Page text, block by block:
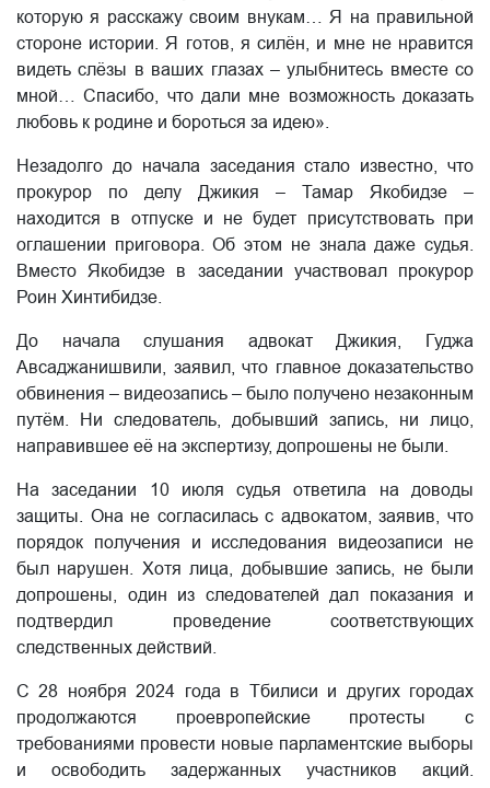
которую я расскажу своим внукам… Я на правильной
стороне истории. Я готов, я силён, и мне не нравится
видеть слёзы в ваших глазах – улыбнитесь вместе со
мной… Спасибо, что дали мне возможность доказать
любовь к родине и бороться за идею».
Незадолго до начала заседания стало известно, что
прокурор по делу Джикия – Тамар Якобидзе –
находится в отпуске и не будет присутствовать при
оглашении приговора. Об этом не знала даже судья.
Вместо Якобидзе в заседании участвовал прокурор
Роин Хинтибидзе.
До начала слушания адвокат Джикия, Гуджа
Авсаджанишвили, заявил, что главное доказательство
обвинения – видеозапись – было получено незаконным
путём. Ни следователь, добывший запись, ни лицо,
направившее её на экспертизу, допрошены не были.
На заседании 10 июля судья ответила на доводы
защиты. Она не согласилась с адвокатом, заявив, что
порядок получения и исследования видеозаписи не
был нарушен. Хотя лица, добывшие запись, не были
допрошены, один из следователей дал показания и
подтвердил проведение соответствующих
следственных действий.
С 28 ноября 2024 года в Тбилиси и других городах
продолжаются проевропейские протесты с
требованиями провести новые парламентские выборы
и освободить задержанных участников акций.